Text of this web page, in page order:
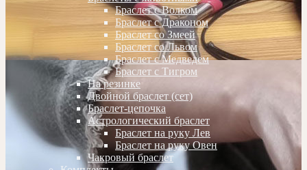
Браслет с Волком
Браслет с Драконом
Браслет со Змеей
Браслет со Львом
Браслет с Медведем
Браслет с Тигром
На резинке
Двойной браслет (сет)
Браслет-цепочка
Астрологический браслет
Браслет на руку Лев
Браслет на руку Овен
Чакровый браслет